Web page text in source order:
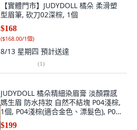
【實體門市】JUDYDOLL 橘朵 柔滑塑
型眉筆, 砍刀02深棕, 1個
$168
($168.00/1個)
8/13 星期四 預計送達
(1)
JUDYDOLL 橘朵精細染眉膏 淡顏霧感
媽生眉 防水持妝 自然不結塊 P04淺棕,
1個, P04淺棕(適合金色、漂髮色), P04
淺棕(適合金色、漂髮色)
$199